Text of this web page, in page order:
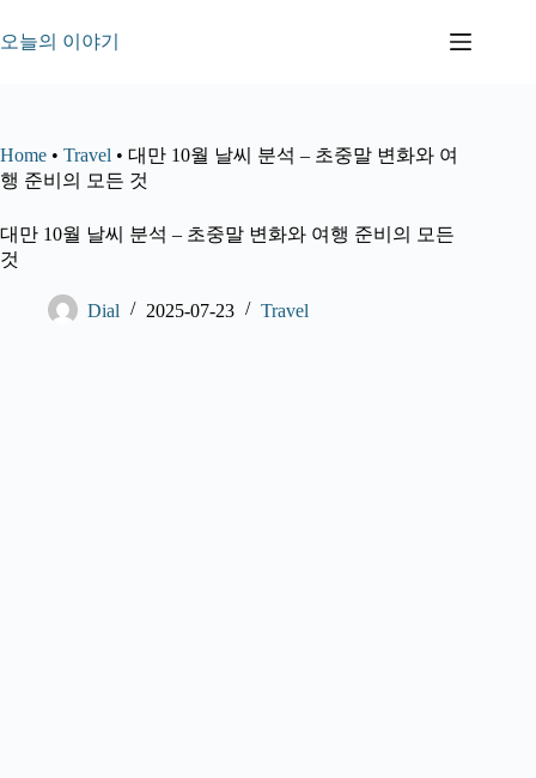
문
뛰
기
오늘의 이야기
Home • Travel • 대만 10월 날씨 분석 – 초중말 변화와 여
행 준비의 모든 것
대만 10월 날씨 분석 – 초중말 변화와 여행 준비의 모든
것
Dial 2025-07-23 Travel